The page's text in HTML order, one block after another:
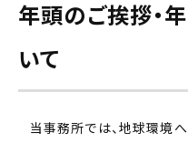
年頭のご挨拶・
いて
当事務所では、地球環境